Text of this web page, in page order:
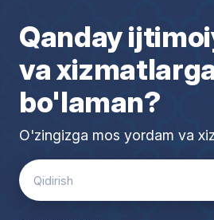
mtiy oz
Qanday
va
bo'laman?
O'zingizga mos yordam va
Search
for: